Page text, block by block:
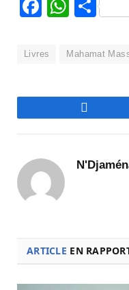
Facebook
Livres Mahamat
ARTICLE EN